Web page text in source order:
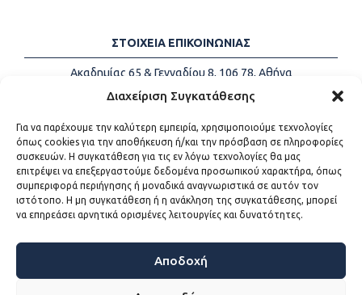
Διαχείριση Συγκατάθεσης
Για να παρέχουμε την καλύτερη εμπειρία, χρησιμοποιούμε τεχνολογίες
όπως cookies για την αποθήκευση ή/και την πρόσβαση σε πληροφορίες
συσκευών. Η συγκατάθεση για τις εν λόγω τεχνολογίες θα μας
επιτρέψει να επεξεργαστούμε δεδομένα προσωπικού χαρακτήρα, όπως
συμπεριφορά περιήγησης ή μοναδικά αναγνωριστικά σε αυτόν τον
ιστότοπο. Η μη συγκατάθεση ή η ανάκληση της συγκατάθεσης, μπορεί
να επηρεάσει αρνητικά ορισμένες λειτουργίες και δυνατότητες.
Αποδοχή
ΣΤΟΙΧΕΙΑ ΕΠΙΚΟΙΝΩΝΙΑΣ
Ακαδημίας 65 & Γενναδίου 8, 106 78, Αθήνα
Τηλέφωνα:
+30 213-2147500
Email:
info@kede.gr
ΧΡΗΣΙΜΟΙ ΣΥΝΔΕΣΜΟΙ
Η ΚΕΔΕ
Sitemap
Προσβασιμότητα
Όροι χρήσης